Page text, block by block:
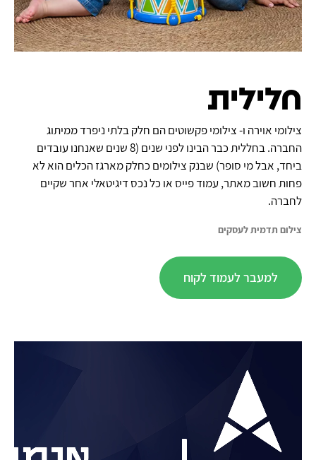
חלילית
צילומי אוירה ו- צילומי פקשוטים הם חלק בלתי ניפרד ממיתוג
החברה. בחללית כבר הבינו לפני שנים (8 שנים שאנחנו עובדים
ביחד, אבל מי סופר) שבנק צילומים כחלק מארגז הכלים הוא לא
פחות חשוב מאתר, עמוד פייס או כל נכס דיגיטאלי אחר שקיים
לחברה.
צילום תדמית לעסקים
למעבר לעמוד לקוח